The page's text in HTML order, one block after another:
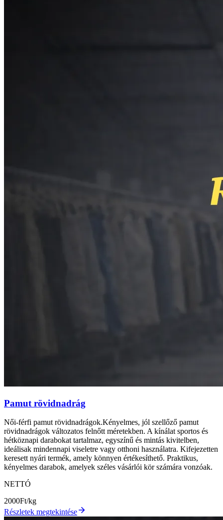
Pamut rövidnadrág
Női-férfi pamut rövidnadrágok.Kényelmes, jól szellőző pamut
rövidnadrágok változatos felnőtt méretekben. A kínálat sportos és
hétköznapi darabokat tartalmaz, egyszínű és mintás kivitelben,
ideálisak mindennapi viseletre vagy otthoni használatra. Kifejezetten
keresett nyári termék, amely könnyen értékesíthető. Praktikus,
kényelmes darabok, amelyek széles vásárlói kör számára vonzóak.
NETTÓ
2000Ft/kg
Részletek megtekintése